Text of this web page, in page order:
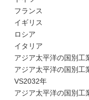
フランス
イギリス
ロシア
イタリア
アジア太平洋の国別工
アジア太平洋の国別工
VS2032年
アジア太平洋の国別工